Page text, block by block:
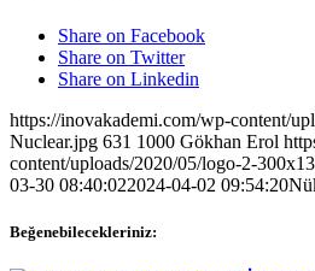
Share on Facebook
Share on Twitter
Share on Linkedin
https://inovakademi.com/wp-content/
Nuclear.jpg 631 1000 Gökhan Erol
content/uploads/2020/05/logo-2-
03-30 08:40:022024-04-02 09:54:20
Beğenebilecekleriniz: